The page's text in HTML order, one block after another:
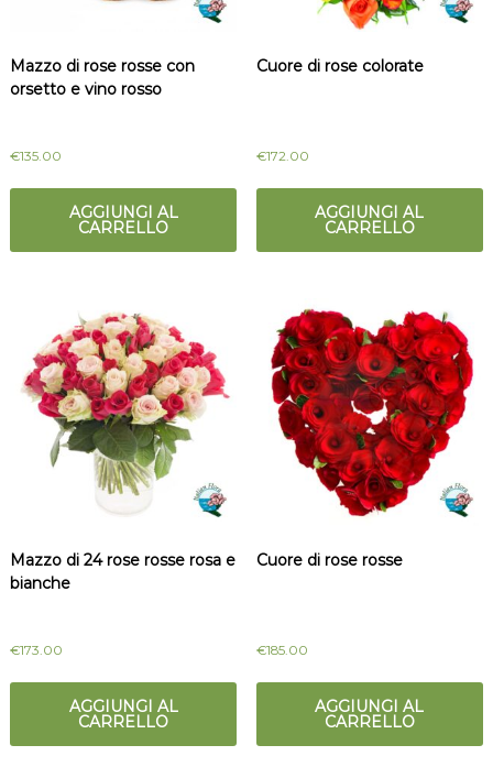
Mazzo di rose rosse con
orsetto e vino rosso
€135.00
AGGIUNGI AL
CARRELLO
Cuore di rose colorate
€172.00
AGGIUNGI AL
CARRELLO
Mazzo di 24 rose rosse rosa e
bianche
€173.00
AGGIUNGI AL
CARRELLO
Cuore di rose rosse
€185.00
AGGIUNGI AL
CARRELLO